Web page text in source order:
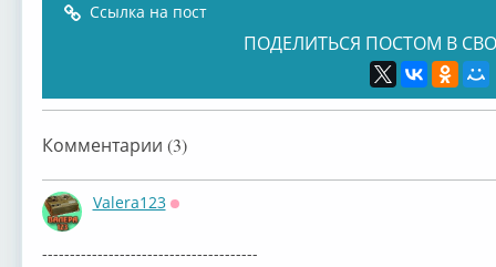
Ссылка на пост
ПОДЕЛИТЬСЯ ПОСТОМ В
Комментарии (3)
Valera123
---------------------------------------